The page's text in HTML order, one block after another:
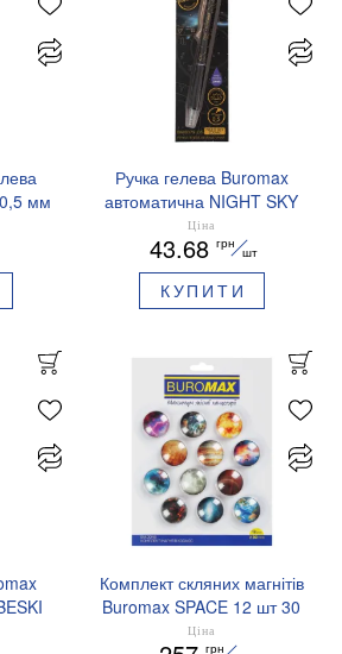
мм
Ручка гелева Buromax
автоматична NIGHT SKY
ZODIAC 0.5 мм
ароматизований грип синє
чорнило BM.8379-01
Ціна
43.68 грн
шт
КУПИТИ
Комплект скляних магнітів
Buromax SPACE 12 шт 30
мм BM.0048
Ціна
грн